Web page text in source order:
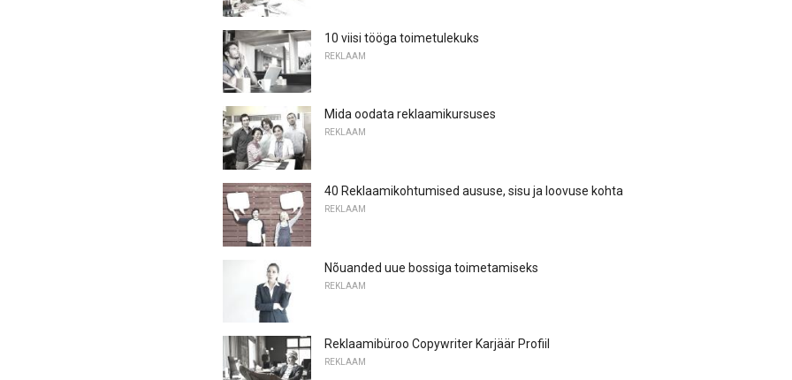
10 viisi tööga toimetulekuks
REKLAAM
Mida oodata reklaamikursuses
REKLAAM
40 Reklaamikohtumised aususe, sisu ja loovuse kohta
REKLAAM
Nõuanded uue bossiga toimetamiseks
REKLAAM
Reklaamibüroo Copywriter Karjäär Profiil
REKLAAM